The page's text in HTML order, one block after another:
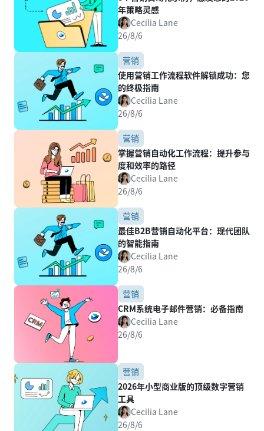
年策略灵感
Cecilia Lane
26/8/6
营销
使用营销工作流程软件解锁成功：您
的终极指南
Cecilia Lane
26/8/6
营销
掌握营销自动化工作流程：提升参与
度和效率的路径
Cecilia Lane
26/8/6
营销
最佳B2B营销自动化平台：现代团队
的智能指南
Cecilia Lane
26/8/6
营销
CRM系统电子邮件营销：必备指南
Cecilia Lane
26/8/6
营销
2026年小型商业版的顶级数字营销
工具
Cecilia Lane
26/8/6